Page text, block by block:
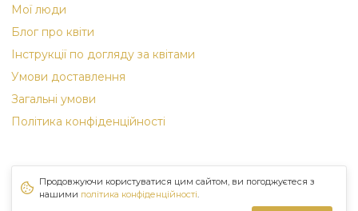
Мої люди
Блог про квіти
Інструкції по догляду за квітами
Умови доставлення
Загальні умови
Політика конфіденційності
Продовжуючи користуватися цим сайтом, ви погоджуєтеся з
нашими політика конфіденційності